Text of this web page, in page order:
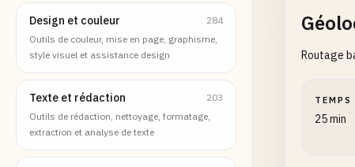
Design et couleur
284
Outils de couleur, mise en page, graphisme,
style visuel et assistance design
Texte et rédaction
203
Outils de rédaction, nettoyage, formatage,
extraction et analyse de texte
Routage
25 min